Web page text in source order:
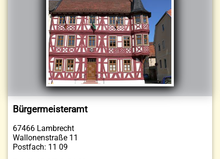
Bürgermeisteramt
67466 Lambrecht
Wallonenstraße 11
Postfach: 11 09